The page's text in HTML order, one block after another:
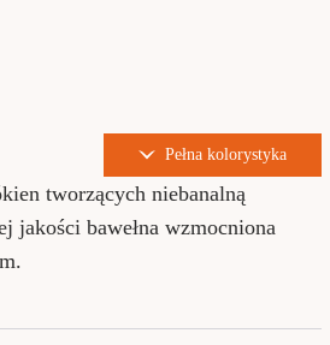
Pełna kolorystyka
tworzących niebanalną
jakości bawełna wzmocniona